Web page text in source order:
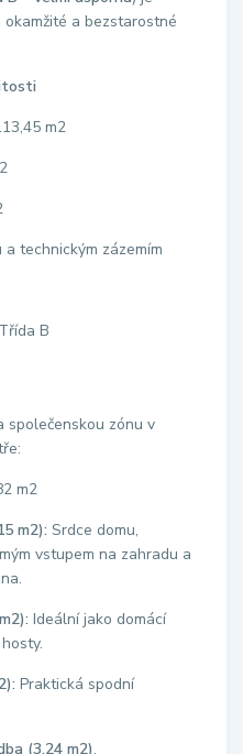
a bezstarostné
m2
technickým zázemím
Třída B
společenskou zónu v
m2
m2): Srdce domu,
vstupem na zahradu a
.
Ideální jako domácí
.
Praktická spodní
(3,24 m2).